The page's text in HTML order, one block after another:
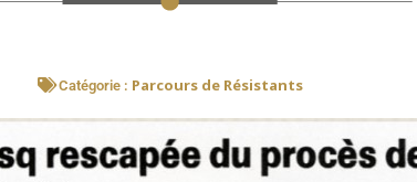
Catégorie : Parcours de Résistants